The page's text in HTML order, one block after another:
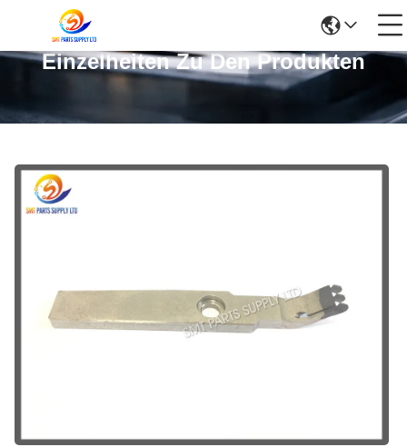
Einzelheiten Zu Den Produkten